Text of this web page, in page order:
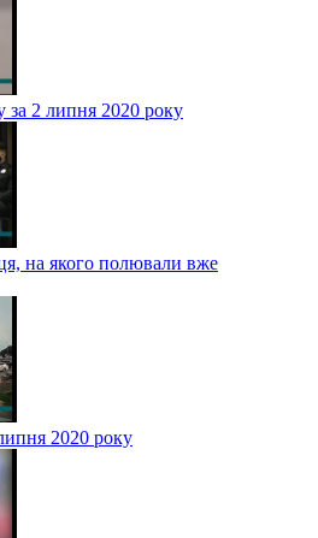
за 2 липня 2020 року
на якого полювали вже
2020 року